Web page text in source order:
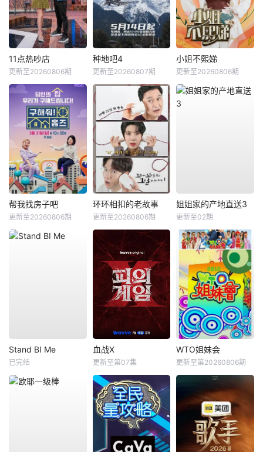
11点热吵店
更新至20260806期
种地吧4
更新至20260807期
小姐不熙娣
更新至20260806期
帮我找房子吧
更新至20260806期
环环相扣的老故事
更新至20260806期
姐姐家的产地直送3
更新至02期
Stand BI Me
已完结
血战X
更新至第07集
WTO姐妹会
更新至第20260806期